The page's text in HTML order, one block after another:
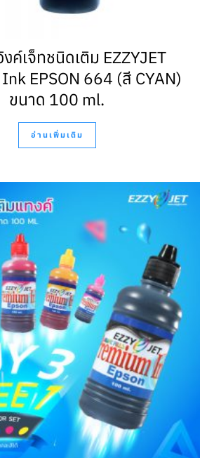
ค์เจ็ทชนิดเติม EZZYJET
EPSON 664 (สี CYAN)
ขนาด 100 ml.
อ่านเพิ่มเติม